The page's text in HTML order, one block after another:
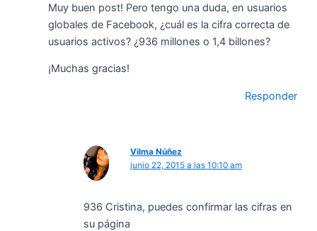
Muy buen post! Pero tengo una duda, en usuarios
globales de Facebook, ¿cuál es la cifra correcta de
usuarios activos? ¿936 millones o 1,4 billones?
¡Muchas gracias!
Responder
Vilma Núñez
junio 22, 2015 a las 10:10 am
936 Cristina, puedes confirmar las cifras en
su página